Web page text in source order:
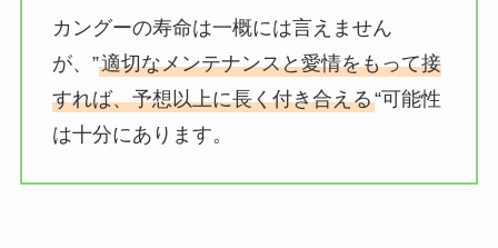
カングーの寿命は一概には言えません
が、”適切なメンテナンスと愛情をもって接
すれば、予想以上に長く付き合える“可能性
は十分にあります。